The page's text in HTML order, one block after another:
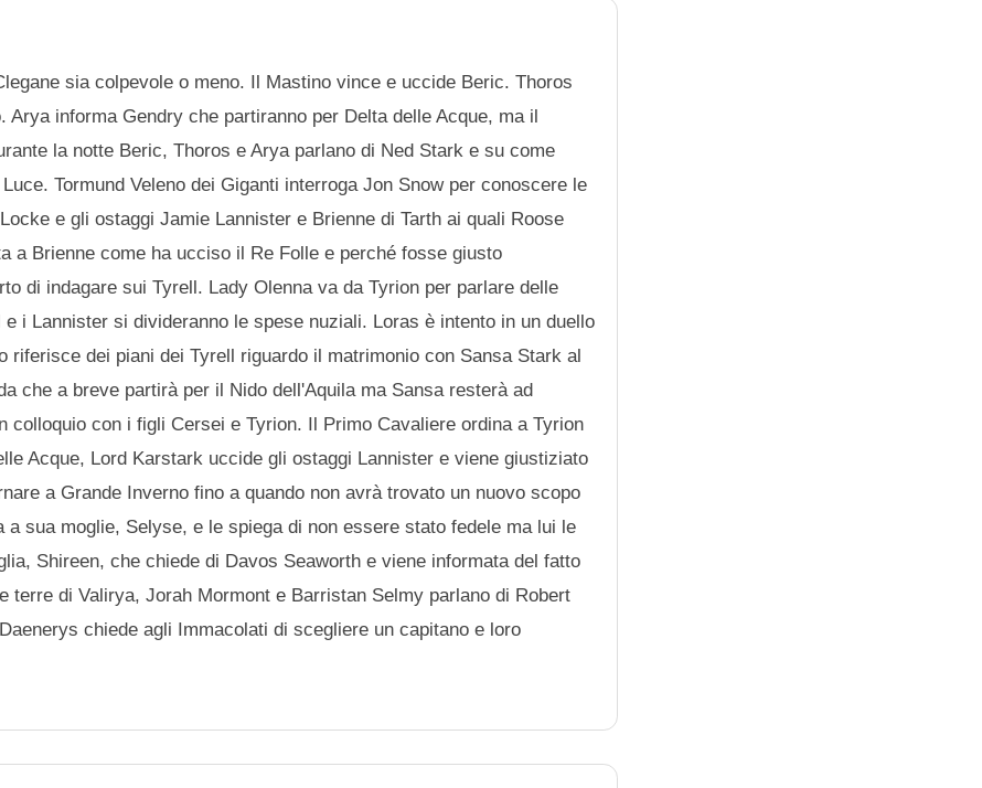
sia colpevole o meno. Il Mastino vince e uccide Beric. Thoros
informa Gendry che partiranno per Delta delle Acque, ma il
la notte Beric, Thoros e Arya parlano di Ned Stark e su come
Tormund Veleno dei Giganti interroga Jon Snow per conoscere le
e gli ostaggi Jamie Lannister e Brienne di Tarth ai quali Roose
a Brienne come ha ucciso il Re Folle e perché fosse giusto
di indagare sui Tyrell. Lady Olenna va da Tyrion per parlare delle
i Lannister si divideranno le spese nuziali. Loras è intento in un duello
dei piani dei Tyrell riguardo il matrimonio con Sansa Stark al
che a breve partirà per il Nido dell'Aquila ma Sansa resterà ad
colloquio con i figli Cersei e Tyrion. Il Primo Cavaliere ordina a Tyrion
Acque, Lord Karstark uccide gli ostaggi Lannister e viene giustiziato
a Grande Inverno fino a quando non avrà trovato un nuovo scopo
sua moglie, Selyse, e le spiega di non essere stato fedele ma lui le
Shireen, che chiede di Davos Seaworth e viene informata del fatto
di Valirya, Jorah Mormont e Barristan Selmy parlano di Robert
chiede agli Immacolati di scegliere un capitano e loro